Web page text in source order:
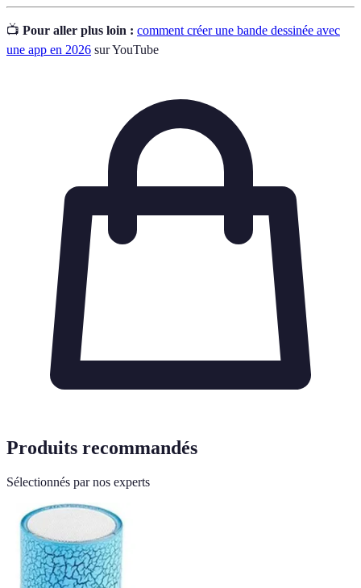
📺 Pour aller plus loin : comment créer une bande dessinée avec
une app en 2026 sur YouTube
Produits recommandés
Sélectionnés par nos experts